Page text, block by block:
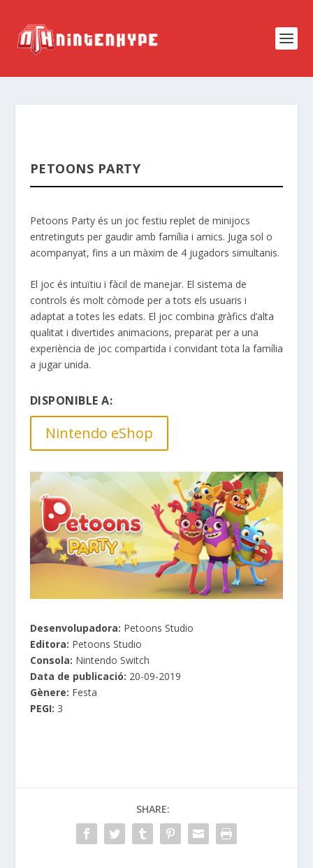
PETOONS PARTY
Petoons Party és un joc festiu replet de minijocs
entretinguts per gaudir amb família i amics. Juga sol o
acompanyat, fins a un màxim de 4 jugadors simultanis.
El joc és intuïtiu i fàcil de manejar. El sistema de
controls és molt còmode per a tots els usuaris i
adaptat a totes les edats. El joc combina gràfics d’alta
qualitat i divertides animacions, preparat per a una
experiència de joc compartida i convidant tota la família
a jugar unida.
DISPONIBLE A:
Nintendo eShop
Desenvolupadora: Petoons Studio
Editora: Petoons Studio
Consola: Nintendo Switch
Data de publicació: 20-09-2019
Gènere: Festa
PEGI: 3
SHARE: